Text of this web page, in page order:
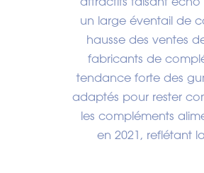
un large éventail de
hausse des ventes
fabricants de
tendance forte des
adaptés pour rester
les compléments
en 2021, reflétant